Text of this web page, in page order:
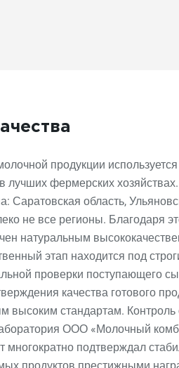
продукции
лучших фермерских
Саратовская область,
не все регионы. Благодаря
натуральным
этап находится под
проверки поступающего
качества готового
высоким стандартам. Контроль
ООО «Молочный
подтверждал